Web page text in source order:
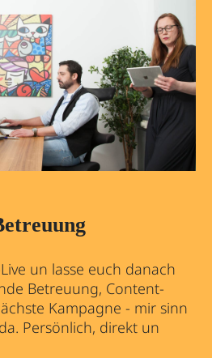
un lasse euch danach
Betreuung, Content-
Kampagne - mir sinn
Persönlich, direkt un